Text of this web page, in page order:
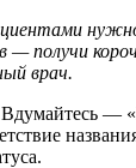
— получи
врач.
Вдумайтесь —